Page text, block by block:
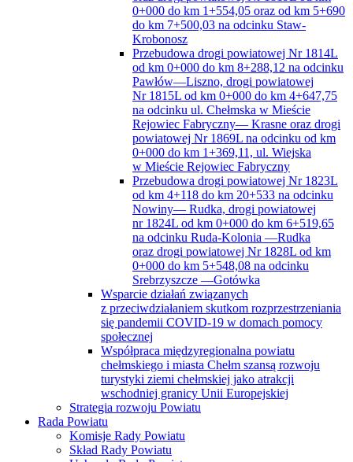
0+000 do km 1+554,05 oraz od km 5+690
do km 7+500,03 na odcinku Staw-
Krobonosz
Przebudowa drogi powiatowej Nr 1814L
od km 0+000 do km 8+288,12 na odcinku
Pawłów—Liszno, drogi powiatowej
Nr 1815L od km 0+000 do km 4+647,75
na odcinku ul. Chełmska w Mieście
Rejowiec Fabryczny— Krasne oraz drogi
powiatowej Nr 1869L na odcinku od km
0+000 do km 1+369,11, ul. Wiejska
w Mieście Rejowiec Fabryczny
Przebudowa drogi powiatowej Nr 1823L
od km 4+118 do km 20+533 na odcinku
Nowiny— Rudka, drogi powiatowej
nr 1824L od km 0+000 do km 6+519,65
na odcinku Ruda-Kolonia —Rudka
oraz drogi powiatowej Nr 1828L od km
0+000 do km 5+548,08 na odcinku
Srebrzyszcze —Gotówka
Wsparcie działań związanych
z przeciwdziałaniem skutkom rozprzestrzeniania
się pandemii COVID-19 w domach pomocy
społecznej
Współpraca międzyregionalna powiatu
chełmskiego i miasta Chełm szansą rozwoju
turystyki ziemi chełmskiej jako atrakcji
wschodniej granicy Unii Europejskiej
Strategia rozwoju Powiatu
Rada Powiatu
Komisje Rady Powiatu
Skład Rady Powiatu